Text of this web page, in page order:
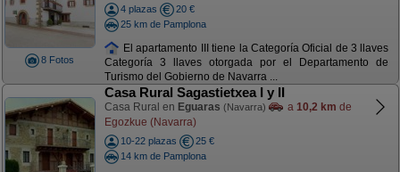
8 Fotos
4 plazas
20 €
25 km de Pamplona
El apartamento III tiene la Categoría Oficial de 3 llaves
Categoría 3 llaves otorgada por el Departamento de
Turismo del Gobierno de Navarra ...
Casa Rural Sagastietxea I y II
Casa Rural en Eguaras (Navarra) a 10,2 km de
Egozkue (Navarra)
10-22 plazas
25 €
14 km de Pamplona